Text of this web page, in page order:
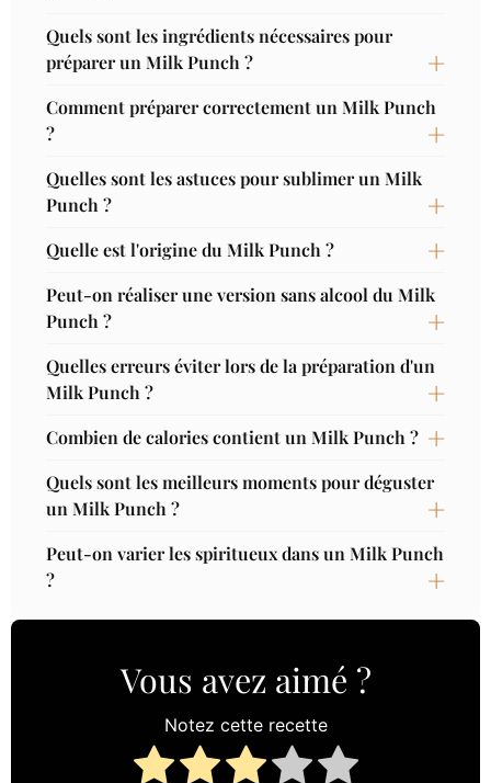
Quels sont les ingrédients nécessaires pour
préparer un Milk Punch ?
Comment préparer correctement un Milk Punch
?
Quelles sont les astuces pour sublimer un Milk
Punch ?
Quelle est l'origine du Milk Punch ?
Peut-on réaliser une version sans alcool du Milk
Punch ?
Quelles erreurs éviter lors de la préparation d'un
Milk Punch ?
Combien de calories contient un Milk Punch ?
Quels sont les meilleurs moments pour déguster
un Milk Punch ?
Peut-on varier les spiritueux dans un Milk Punch
?
Vous avez aimé ?
Notez cette recette